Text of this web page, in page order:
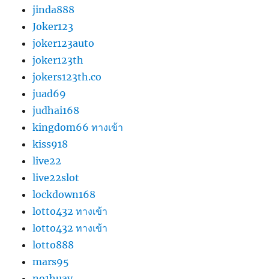
jinda888
Joker123
joker123auto
joker123th
jokers123th.co
juad69
judhai168
kingdom66 ทางเข้า
kiss918
live22
live22slot
lockdown168
lotto432 ทางเข้า
lotto432 ทางเข้า
lotto888
mars95